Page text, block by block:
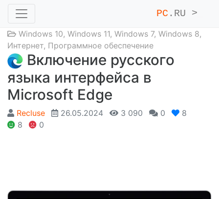
PC .RU >
Windows 10, Windows 11, Windows 7, Windows 8,
Интернет, Программное обеспечение
Включение русского
языка интерфейса в
Microsoft Edge
Recluse 26.05.2024 3 090 0
8
8
0